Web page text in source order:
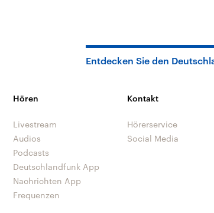
Entdecken Sie den
Hören
Livestream
Audios
Podcasts
Deutschlandfunk App
Nachrichten App
Frequenzen
Kontakt
Hörerservice
Social Media